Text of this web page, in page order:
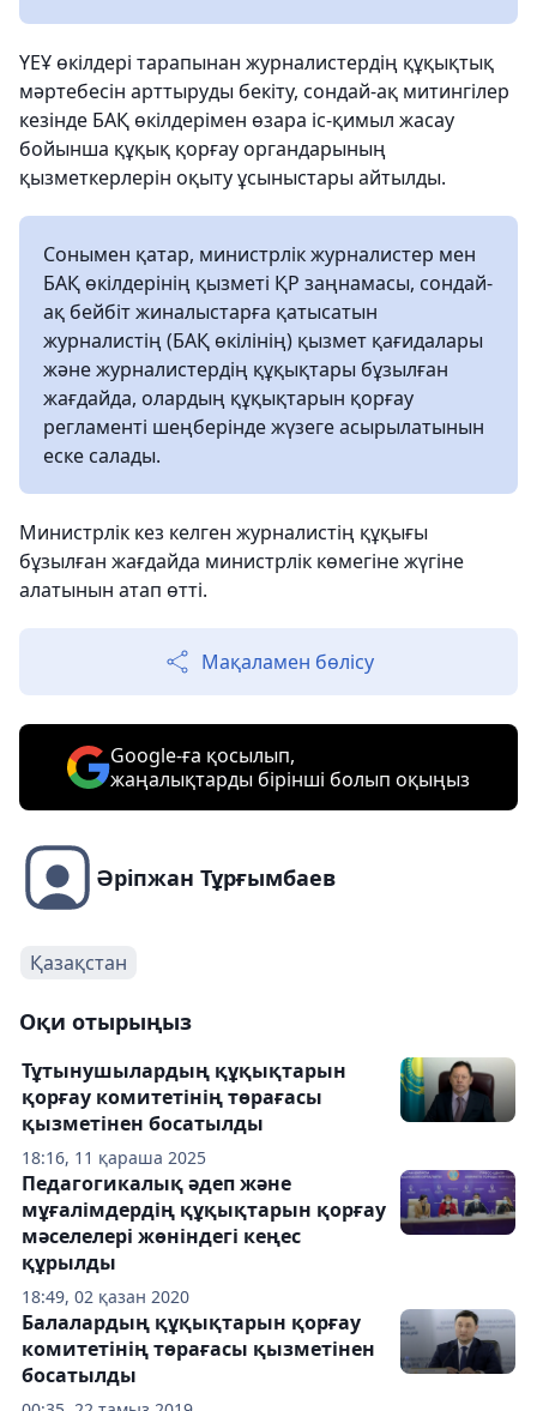
ҮЕҰ өкілдері тарапынан журналистердің құқықтық
мәртебесін арттыруды бекіту, сондай-ақ митингілер
кезінде БАҚ өкілдерімен өзара іс-қимыл жасау
бойынша құқық қорғау органдарының
қызметкерлерін оқыту ұсыныстары айтылды.
Сонымен қатар, министрлік журналистер мен
БАҚ өкілдерінің қызметі ҚР заңнамасы, сондай-
ақ бейбіт жиналыстарға қатысатын
журналистің (БАҚ өкілінің) қызмет қағидалары
және журналистердің құқықтары бұзылған
жағдайда, олардың құқықтарын қорғау
регламенті шеңберінде жүзеге асырылатынын
еске салады.
Министрлік кез келген журналистің құқығы
бұзылған жағдайда министрлік көмегіне жүгіне
алатынын атап өтті.
Мақаламен бөлісу
Google-ға қосылып,
жаңалықтарды бірінші болып оқыңыз
Әріпжан Тұрғымбаев
Қазақстан
Оқи отырыңыз
18:16, 11 қараша 2025
Тұтынушылардың құқықтарын
қорғау комитетінің төрағасы
қызметінен босатылды
18:49, 02 қазан 2020
Педагогикалық әдеп және
мұғалімдердің құқықтарын қорғау
мәселелері жөніндегі кеңес
құрылды
Балалардың құқықтарын қорғау
комитетінің төрағасы қызметінен
босатылды